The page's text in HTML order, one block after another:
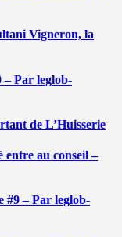
Vigneron, la
– Par leglob-
de L’Huisserie
entre au conseil –
#9 – Par leglob-